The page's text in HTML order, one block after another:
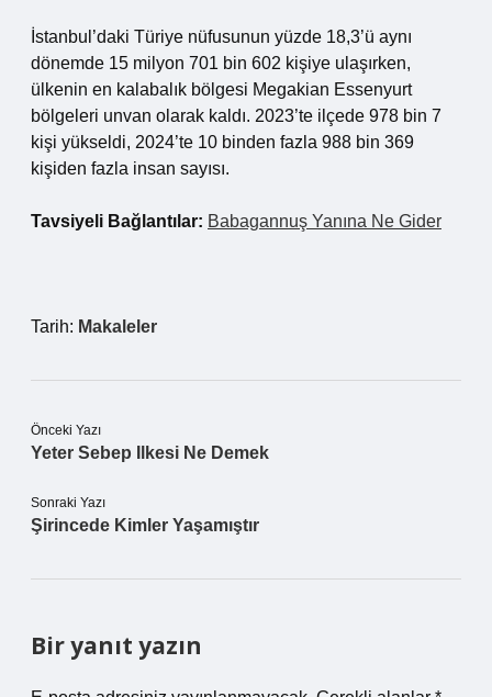
İstanbul’daki Türiye nüfusunun yüzde 18,3’ü aynı
dönemde 15 milyon 701 bin 602 kişiye ulaşırken,
ülkenin en kalabalık bölgesi Megakian Essenyurt
bölgeleri unvan olarak kaldı. 2023’te ilçede 978 bin 7
kişi yükseldi, 2024’te 10 binden fazla 988 bin 369
kişiden fazla insan sayısı.
Tavsiyeli Bağlantılar: Babagannuş Yanına Ne Gider
Tarih: Makaleler
Önceki Yazı
Yeter Sebep Ilkesi Ne Demek
Sonraki Yazı
Şirincede Kimler Yaşamıştır
Bir yanıt yazın